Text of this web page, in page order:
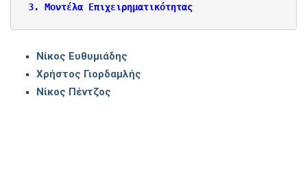
3. Μοντέλα Επιχειρηματικότητας
Νίκος Ευθυμιάδης
Χρήστος Γιορδαμλής
Νίκος Πέντζος